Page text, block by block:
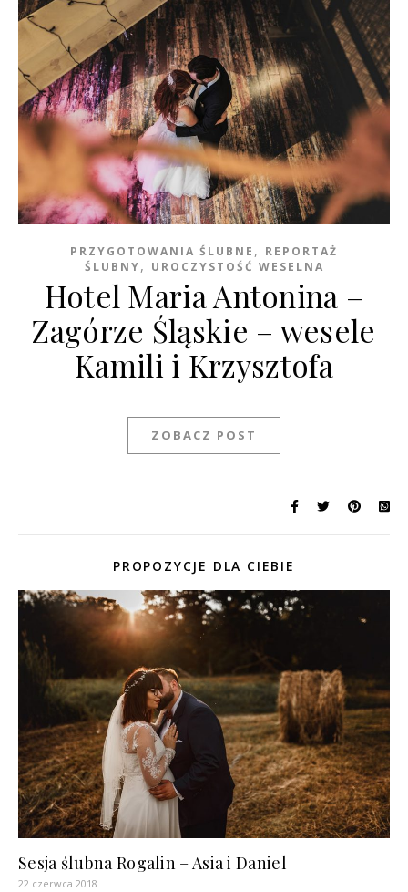
PRZYGOTOWANIA ŚLUBNE , REPORTAŻ
ŚLUBNY, UROCZYSTOŚĆ WESELNA
Hotel Maria Antonina –
Zagórze Śląskie – wesele
Kamili i Krzysztofa
ZOBACZ POST
PROPOZYCJE DLA CIEBIE
Sesja ślubna Rogalin – Asia i Daniel
22 czerwca 2018